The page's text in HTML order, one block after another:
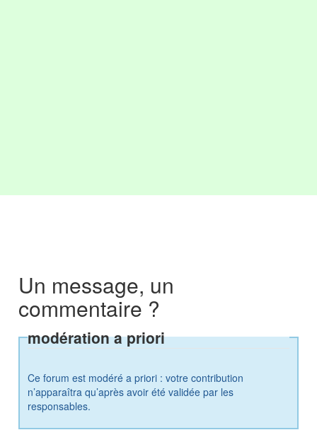
Un message, un
commentaire ?
modération a priori
Ce forum est modéré a priori : votre contribution
n’apparaîtra qu’après avoir été validée par les
responsables.